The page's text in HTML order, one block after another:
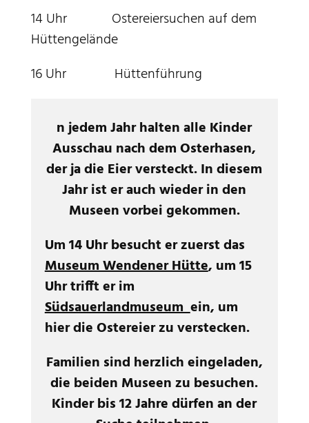
14 Uhr Ostereiersuchen auf dem
Hüttengelände
16 Uhr Hüttenführung
n jedem Jahr halten alle Kinder
Ausschau nach dem Osterhasen,
der ja die Eier versteckt. In diesem
Jahr ist er auch wieder in den
Museen vorbei gekommen.
Um 14 Uhr besucht er zuerst das
Museum Wendener Hütte, um 15
Uhr trifft er im
Südsauerlandmuseumein, um
hier die Ostereier zu verstecken.
Familien sind herzlich eingeladen,
die beiden Museen zu besuchen.
Kinder bis 12 Jahre dürfen an der